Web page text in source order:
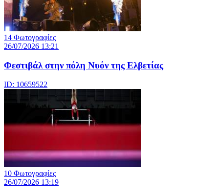
14 Φωτογραφίες
26/07/2026 13:21
Φεστιβάλ στην πόλη Νυόν της Ελβετίας
ID: 10659522
10 Φωτογραφίες
26/07/2026 13:19